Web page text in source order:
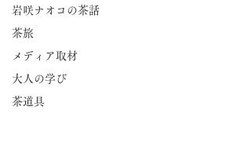
岩咲ナオコの茶話
茶旅
メディア取材
大人の学び
茶道具